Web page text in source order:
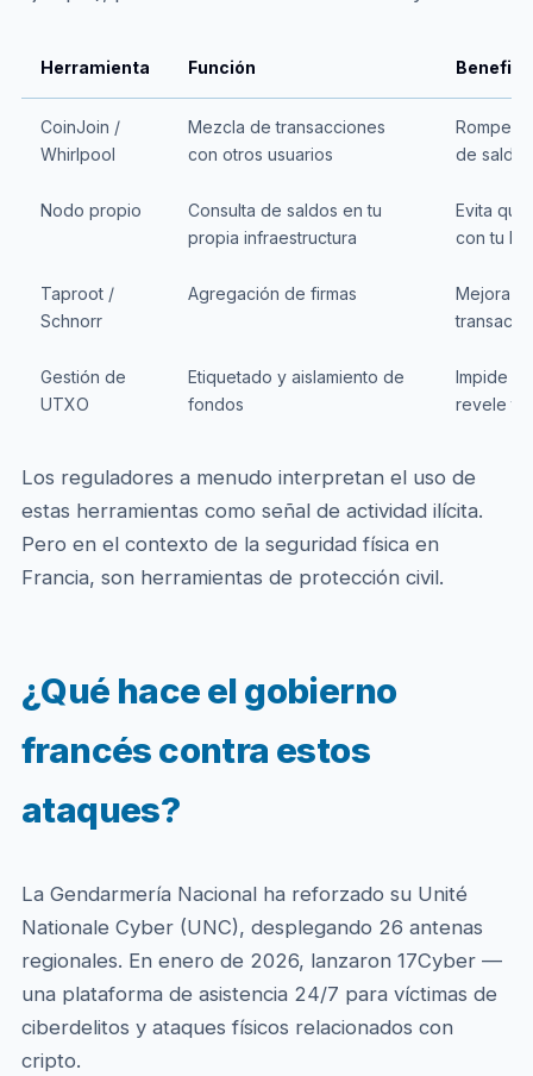
Herramienta Función
CoinJoin /
Whirlpool
Mezcla de transacciones
con otros usuarios
Rompe
de saldos
Nodo propio
Consulta de saldos en tu
propia infraestructura
Evita
con tu
Taproot /
Schnorr
Agregación de firmas
Mejora
Gestión de
UTXO
Etiquetado y aislamiento de
fondos
Impide
revele tu
Los reguladores a menudo interpretan el uso de
estas herramientas como señal de actividad ilícita.
Pero en el contexto de la seguridad física en
Francia, son herramientas de protección civil.
¿Qué hace el gobierno
francés contra estos
ataques?
La Gendarmería Nacional ha reforzado su Unité
Nationale Cyber (UNC), desplegando 26 antenas
regionales. En enero de 2026, lanzaron 17Cyber —
una plataforma de asistencia 24/7 para víctimas de
ciberdelitos y ataques físicos relacionados con
cripto.